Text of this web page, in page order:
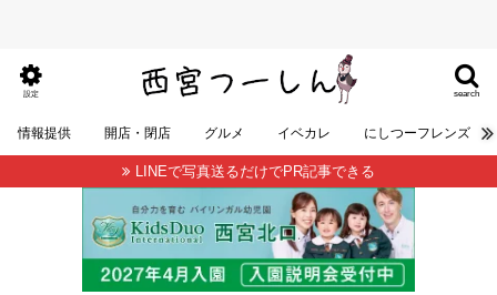
search
設定
情報提供 開店・閉店 グルメ イベカレ にしつーフレンズ
LINEで写真送るだけでPR記事できる